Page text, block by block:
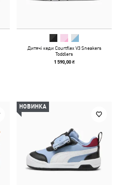
Дитячі кеди Courtflex V3 Sneakers
Toddlers
1 590,00 ₴
НОВИНКА